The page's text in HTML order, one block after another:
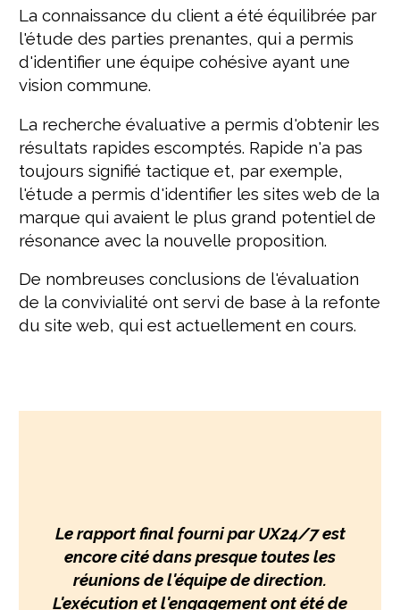
La connaissance du client a été équilibrée par
l'étude des parties prenantes, qui a permis
d'identifier une équipe cohésive ayant une
vision commune.
La recherche évaluative a permis d'obtenir les
résultats rapides escomptés. Rapide n'a pas
toujours signifié tactique et, par exemple,
l'étude a permis d'identifier les sites web de la
marque qui avaient le plus grand potentiel de
résonance avec la nouvelle proposition.
De nombreuses conclusions de l'évaluation
de la convivialité ont servi de base à la refonte
du site web, qui est actuellement en cours.
Le rapport final fourni par UX24/7 est
encore cité dans presque toutes les
réunions de l'équipe de direction.
L'exécution et l'engagement ont été de